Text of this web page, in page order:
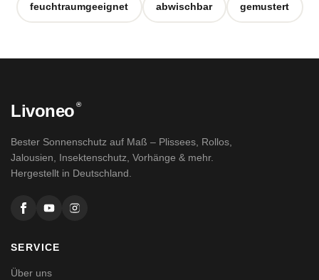
feuchtraumgeeignet abwischbar gemustert
Livoneo ®
Bester Sonnenschutz auf Maß – Plissees, Rollos,
Jalousien, Insektenschutz, Vorhänge & mehr.
Hergestellt in Deutschland.
SERVICE
Über uns